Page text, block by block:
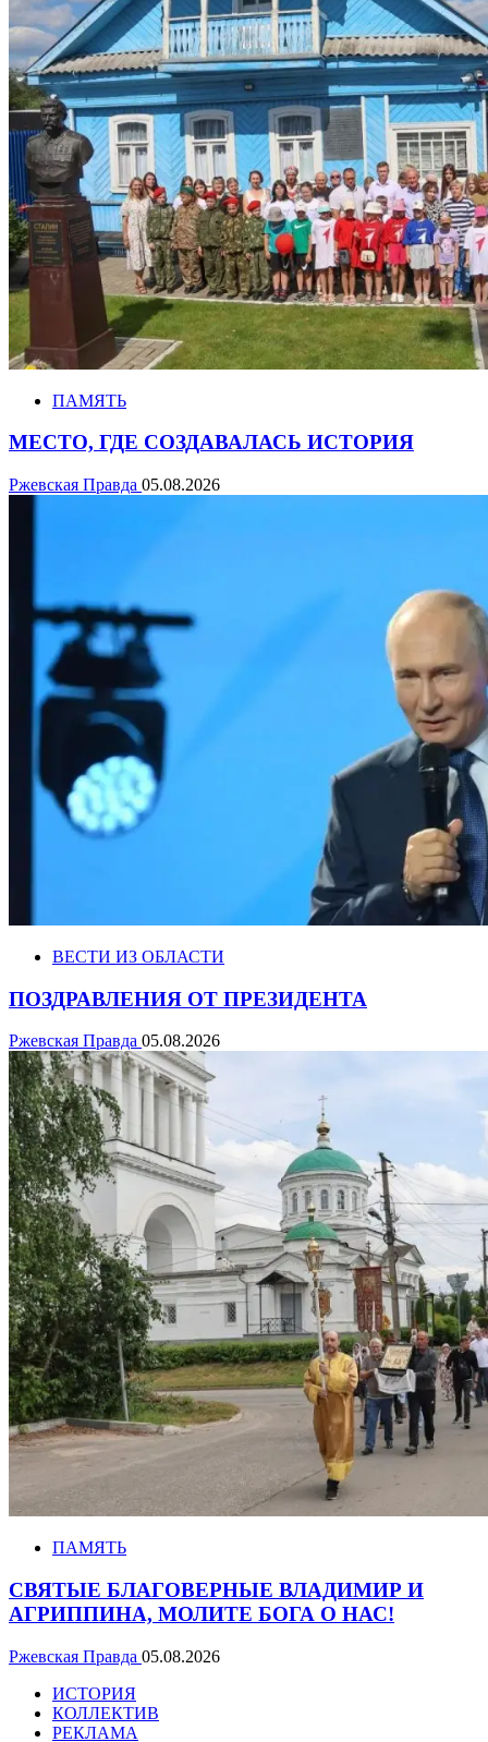
ПАМЯТЬ
МЕСТО, ГДЕ СОЗДАВАЛАСЬ ИСТОРИЯ
Ржевская Правда 05.08.2026
ВЕСТИ ИЗ ОБЛАСТИ
ПОЗДРАВЛЕНИЯ ОТ ПРЕЗИДЕНТА
Ржевская Правда 05.08.2026
ПАМЯТЬ
СВЯТЫЕ БЛАГОВЕРНЫЕ ВЛАДИМИР И
АГРИППИНА, МОЛИТЕ БОГА О НАС!
Ржевская Правда 05.08.2026
ИСТОРИЯ
КОЛЛЕКТИВ
РЕКЛАМА